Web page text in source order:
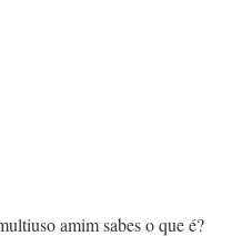
amim sabes o que é?